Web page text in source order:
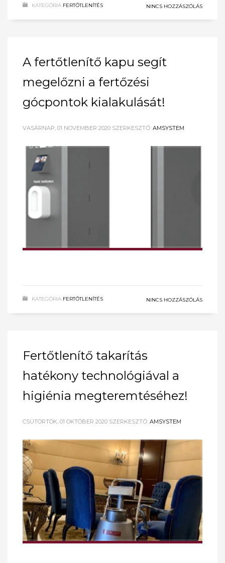
KATEGÓRIA FERTŐTLENÍTÉS NINCS HOZZÁSZÓLÁS
A fertőtlenítő kapu segít
megelőzni a fertőzési
gócpontok kialakulását!
VASÁRNAP, 01 NOVEMBER 2020 SZERKESZTŐ: AMSYSTEM
KATEGÓRIA FERTŐTLENÍTÉS NINCS HOZZÁSZÓLÁS
Fertőtlenítő takarítás
hatékony technológiával a
higiénia megteremtéséhez!
CSÜTÖRTÖK, 01 OKTÓBER 2020 SZERKESZTŐ: AMSYSTEM